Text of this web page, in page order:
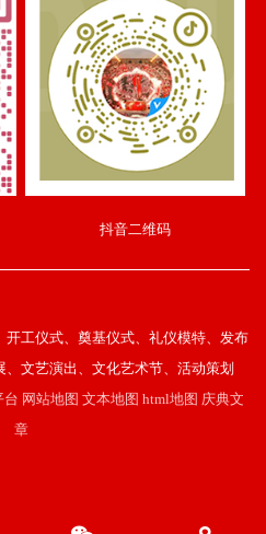
抖音二维码
工仪式、奠基仪式、礼仪模特、发布
文艺演出、文化艺术节、活动策划
台 网站地图 文本地图 html地图 庆典文
章